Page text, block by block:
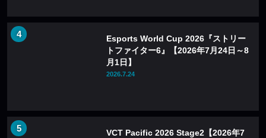
Esports World Cup 2026『ストリー
トファイター6』【2026年7月24日～8
月1日】
2026.7.24
VCT Pacific 2026 Stage2【2026年7